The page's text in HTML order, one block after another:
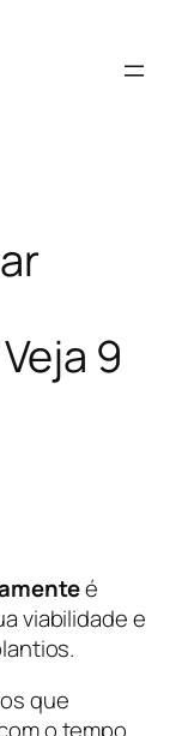
9
é
viabilidade e
que